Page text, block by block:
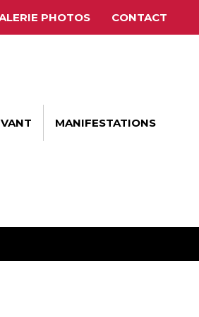
PHOTOS CONTACT
MANIFESTATIONS